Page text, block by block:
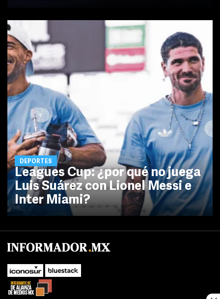
DEPORTES
Leagues Cup: ¿por qué no juega
Luis Suárez con Lionel Messi e
Inter Miami?